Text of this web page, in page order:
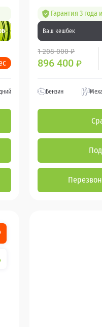
Гарантия 3 года
Ваш кешбек
1 208 000 ₽
896 400₽
Бензин